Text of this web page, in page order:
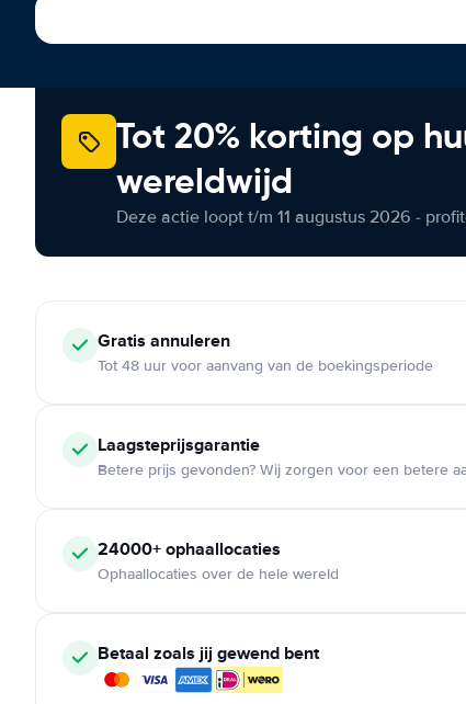
Tot 20% korting op
wereldwijd
Deze actie loopt t/m 11 augustus 2026 -
Gratis annuleren
Tot 48 uur voor aanvang van de boekingsperiode
Laagsteprijsgarantie
Betere prijs gevonden? Wij zorgen voor een betere
24000+ ophaallocaties
Ophaallocaties over de hele wereld
Betaal zoals jij gewend bent